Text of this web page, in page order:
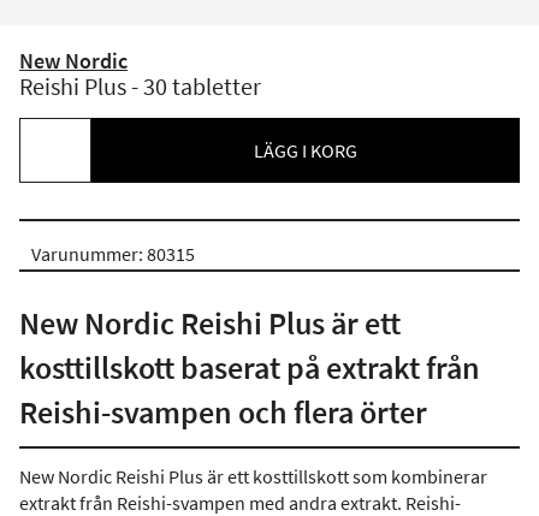
New Nordic
Reishi Plus - 30 tabletter
LÄGG I KORG
Varunummer: 80315
New Nordic Reishi Plus är ett
kosttillskott baserat på extrakt från
Reishi-svampen och flera örter
New Nordic Reishi Plus är ett kosttillskott som kombinerar
extrakt från Reishi-svampen med andra extrakt. Reishi-